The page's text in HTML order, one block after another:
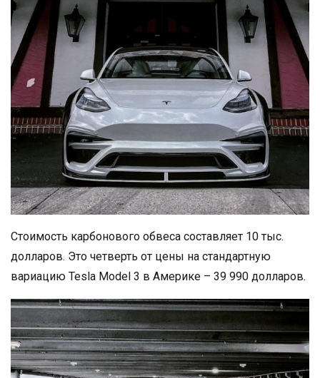
Стоимость карбонового обвеса составляет 10 тыс.
долларов. Это четверть от цены на стандартную
вариацию Tesla Model 3 в Америке – 39 990 долларов.